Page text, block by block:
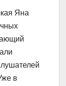
Яна
в